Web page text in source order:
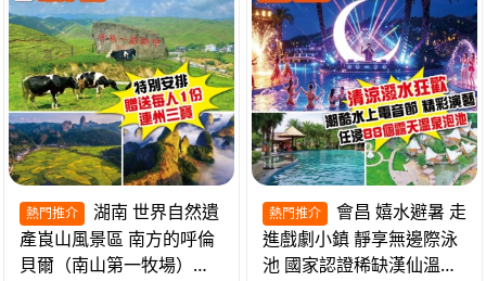
熱門推介
產崀山風景區 南方的呼倫
貝爾（南山第一牧場）夜
熱門推介
進戲劇小鎮 靜享無邊際泳
池 國家認證稀缺漢仙溫泉